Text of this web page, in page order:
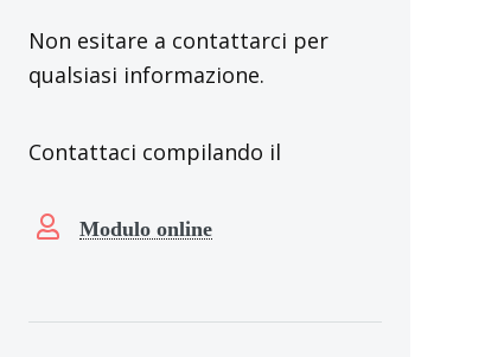
Non esitare a contattarci per
qualsiasi informazione.
Contattaci compilando il
Modulo online